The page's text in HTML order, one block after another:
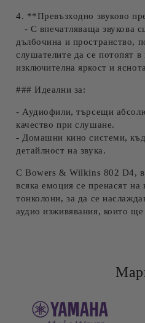
4. **Превъзходно звуково
- С впечатляваща звукова
дълбочина и пространство,
слушателите да се потопят в
изключителна яркост и
### Идеални за:
- Аудиофили, търсещи
качество при слушане.
- Домашни кино системи,
детайлност на звука.
С Bowers & Wilkins 802 D4,
всяка емоция се пренасят
тонколони, за да се
аудио изживявания, които ще